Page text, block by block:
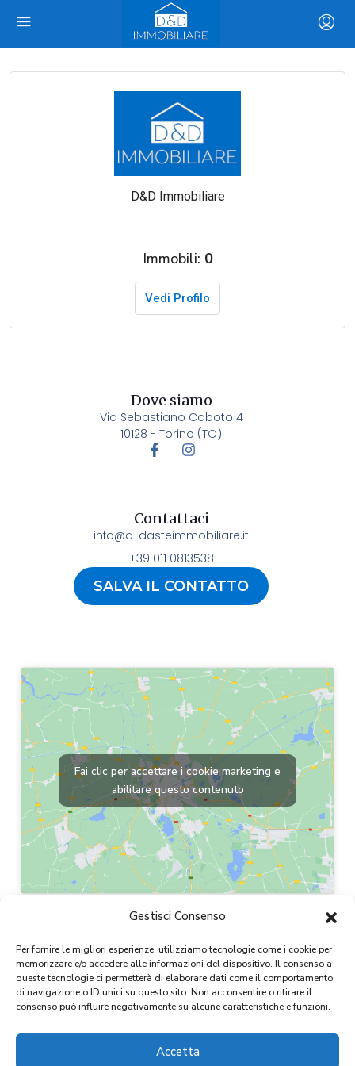
Gestisci Consenso
Per fornire le migliori esperienze, utilizziamo tecnologie come i cookie per
memorizzare e/o accedere alle informazioni del dispositivo. Il consenso a
queste tecnologie ci permetterà di elaborare dati come il comportamento
di navigazione o ID unici su questo sito. Non acconsentire o ritirare il
consenso può influire negativamente su alcune caratteristiche e funzioni.
Accetta
D&D Immobiliare
Immobili: 0
Vedi Profilo
Copyright 2024
Dove siamo
Via Sebastiano Caboto 4
10128 - Torino (TO)
Contattaci
info@d-dasteimmobiliare.it
+39 011 0813538
SALVA IL CONTATTO
Fai clic per accettare i cookie marketing e
abilitare questo contenuto